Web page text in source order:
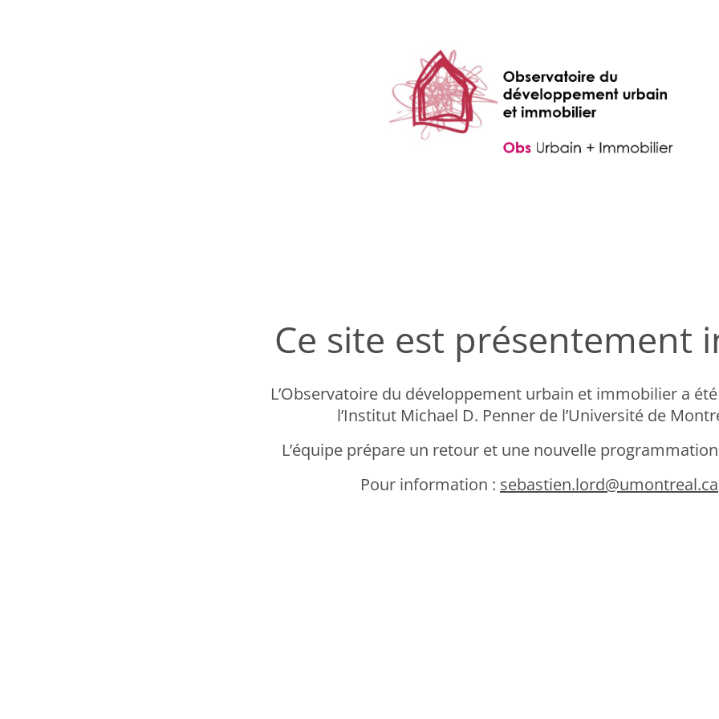
Ce site est présentement
L’Observatoire du développement urbain et immobilier a
l’Institut Michael D. Penner de l’Université de
L’équipe prépare un retour et une nouvelle
Pour information : sebastien.lord@umontreal.ca